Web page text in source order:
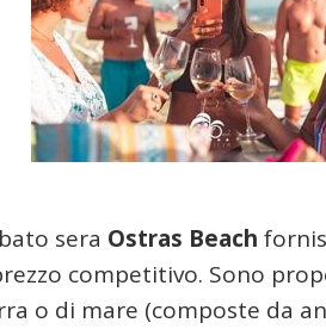
sera Ostras Beach
competitivo. Sono
o di mare (composte da